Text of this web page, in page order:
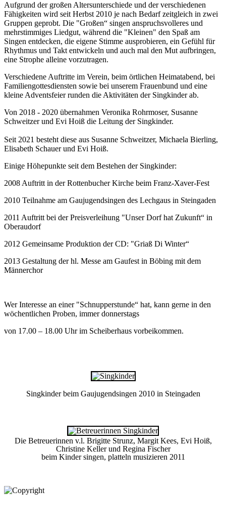
Aufgrund der großen Altersunterschiede und der verschiedenen
Fähigkeiten wird seit Herbst 2010 je nach Bedarf zeitgleich in zwei
Gruppen geprobt. Die "Großen“ singen anspruchsvolleres und
mehrstimmiges Liedgut, während die "Kleinen" den Spaß am
Singen entdecken, die eigene Stimme ausprobieren, ein Gefühl für
Rhythmus und Takt entwickeln und auch mal den Mut aufbringen,
eine Strophe alleine vorzutragen.
Verschiedene Auftritte im Verein, beim örtlichen Heimatabend, bei
Familiengottesdiensten sowie bei unserem Frauenbund und eine
kleine Adventsfeier runden die Aktivitäten der Singkinder ab.
Von 2018 - 2020 übernahmen Veronika Rohrmoser, Susanne
Schweitzer und Evi Hoiß die Leitung der Singkinder.
Seit 2021 besteht diese aus Susanne Schweitzer, Michaela Bierling,
Elisabeth Schauer und Evi Hoiß.
Einige Höhepunkte seit dem Bestehen der Singkinder:
2008 Auftritt in der Rottenbucher Kirche beim Franz-Xaver-Fest
2010 Teilnahme am Gaujugendsingen des Lechgaus in Steingaden
2011 Auftritt bei der Preisverleihung "Unser Dorf hat Zukunft“ in
Oberaudorf
2012 Gemeinsame Produktion der CD: "Griaß Di Winter“
2013 Gestaltung der hl. Messe am Gaufest in Böbing mit dem
Männerchor
Wer Interesse an einer "Schnupperstunde“ hat, kann gerne in den
wöchentlichen Proben, immer donnerstags
von 17.00 – 18.00 Uhr im Scheiberhaus vorbeikommen.
Singkinder beim Gaujugendsingen 2010 in Steingaden
Die Betreuerinnen v.l. Brigitte Strunz, Margit Kees, Evi Hoiß,
Christine Keller und Regina Fischer
beim Kinder singen, platteln musizieren 2011